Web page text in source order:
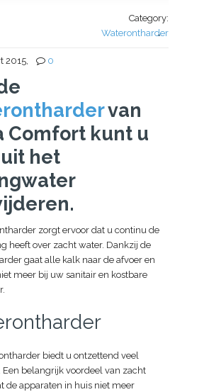
Category:
Waterontharder
2015, 0
van
Comfort kunt u
het
zorgt ervoor dat u continu de
heeft over zacht water. Dankzij de
gaat alle kalk naar de afvoer en
meer bij uw sanitair en kostbare
biedt u ontzettend veel
Een belangrijk voordeel van zacht
de apparaten in huis niet meer
*